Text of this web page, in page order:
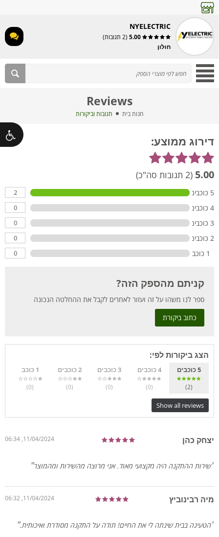
NYELECTRIC
5.00 (2 תגובות)
חולון
Reviews
חנות בית תגובות וביקורות
דירוג ממוצע:
5.00 (2 תגובות סה"כ)
5 כוכבים 2
4 כוכבים 0
3 כוכבים 0
2 כוכבים 0
1 כוכב 0
קניתם מהספק הזה?
ספר לנו משהו על זה ועזור לאחרים לקבל את ההחלטה הנכונה
כתוב ביקורת
הצג ביקורות לפי:
5 כוכבים
(2
)
4 כוכבים
(0
)
3 כוכבים
(0
)
2 כוכבים
(0
)
1 כוכב
(0
)
Show all reviews
יצחק כהן 11/04/2024, 06:34
שירות ההתקנה היה מקצועי מאוד. אני מרוצה מהשירות ומהמוצר
מיה רבינוביץ 11/04/2024, 06:32
הטעינה בבית שינתה לי את החיים! תודה על התקנה מסודרת ואיכותית.